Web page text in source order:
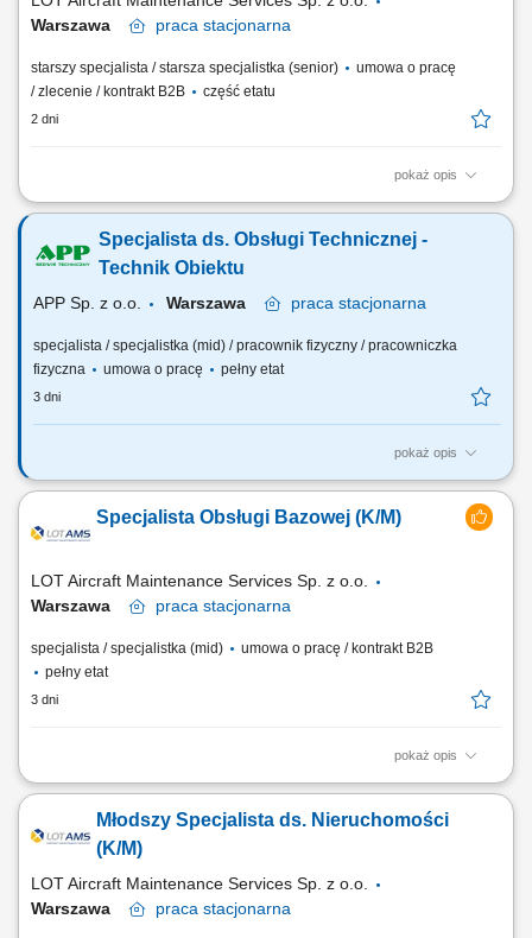
Warszawa
praca stacjonarna
starszy specjalista / starsza specjalistka (senior)
umowa o pracę
/ zlecenie / kontrakt B2B
część etatu
2 dni
pokaż opis
Obowiązki na stanowisku Przygotowywanie analiz, raportów oraz
Przeprowadzanie ocen kompetencji personelu technicznego oraz
monitorowanie zgodności kwalifikacji z wymaganiami i procedurami
Specjalista ds. Obsługi Technicznej -
Technik Obiektu
APP Sp. z o.o. Warszawa praca stacjonarna
specjalista / specjalistka (mid) / pracownik fizyczny / pracowniczka
fizyczna
umowa o pracę pełny etat
3 dni
pokaż opis
Opis stanowiska Zapewnienie ciągłej, bezpiecznej i ekonomicznej
eksploatacji nowoczesnego kompleksu biurowego klasy A; Nadzór oraz
kontrola nad maszynami i urządzeniami infrastruktury technicznej
obiektu (instalacje: elektryczne, wentylacyjne, klimatyzacyjne, wod-kan,
Specjalista Obsługi Bazowej (K/M)
LOT Aircraft Maintenance Services Sp. z o.o.
Warszawa
praca stacjonarna
specjalista / specjalistka (mid)
umowa o pracę / kontrakt B2B
pełny etat
3 dni
pokaż opis
Obowiązki na stanowisku Obsługa reklamacji związanych z
procesów planowania oraz kontroli produkcji w obszarze obsługi
bazowej. Kontrola i analiza usterek powstałych w trakcie obsługi
Młodszy Specjalista ds. Nieruchomości
(K/M)
LOT Aircraft Maintenance Services Sp. z o.o.
Warszawa
praca stacjonarna